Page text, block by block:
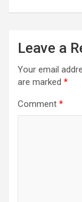
Leave a
Your email
are marked *
Comment *